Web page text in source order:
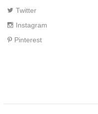
Twitter
Instagram
Pinterest